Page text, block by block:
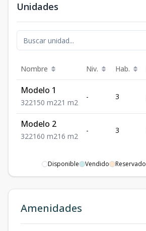
Unidades
Nombre Niv. Hab.
Modelo 1
322150 m221 m2
- 3
Modelo 2
322160 m216 m2
- 3
Disponible Vendido Reservado
Amenidades